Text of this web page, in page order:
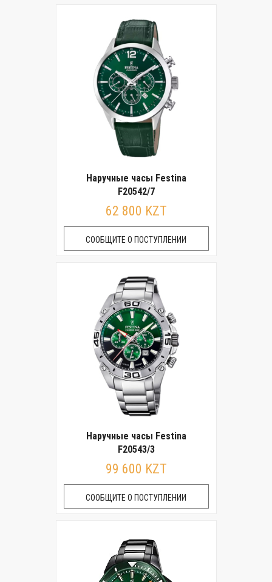
Наручные часы Festina
F20542/7
62 800 KZT
СООБЩИТЕ О ПОСТУПЛЕНИИ
Наручные часы Festina
F20543/3
99 600 KZT
СООБЩИТЕ О ПОСТУПЛЕНИИ